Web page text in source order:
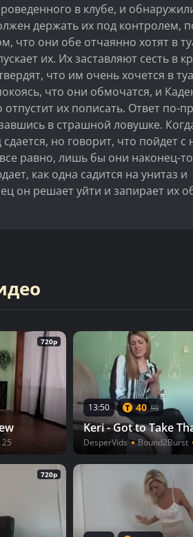
в клубе, и
держать их под контролем,
что они обе отчаянно хотят в
их. Их заставляют сесть в
что им очень хочется в
что они обмочатся, и
их пописать. Ответ по-
в страшной ловушке.
но говорит, что пойдет с
равно, лишь бы они наконец-
как одна садится на унитаз и
он решает уйти и запирает их
720p
25
13:50 40 50
Keri - Got to Take
DesperVids Bound2Burst
720p